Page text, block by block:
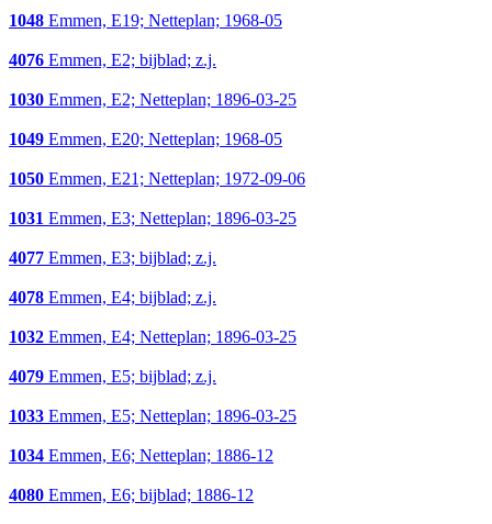
1048 Emmen, E19; Netteplan; 1968-05
4076 Emmen, E2; bijblad; z.j.
1030 Emmen, E2; Netteplan; 1896-03-25
1049 Emmen, E20; Netteplan; 1968-05
1050 Emmen, E21; Netteplan; 1972-09-06
1031 Emmen, E3; Netteplan; 1896-03-25
4077 Emmen, E3; bijblad; z.j.
4078 Emmen, E4; bijblad; z.j.
1032 Emmen, E4; Netteplan; 1896-03-25
4079 Emmen, E5; bijblad; z.j.
1033 Emmen, E5; Netteplan; 1896-03-25
1034 Emmen, E6; Netteplan; 1886-12
4080 Emmen, E6; bijblad; 1886-12